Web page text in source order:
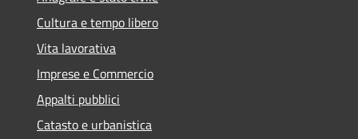
Cultura e tempo libero
Vita lavorativa
Imprese e Commercio
Appalti pubblici
Catasto e urbanistica